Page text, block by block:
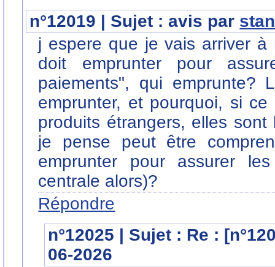
n°12019 | Sujet : avis par
j espere que je vais arriver à
doit emprunter pour
paiements", qui
emprunter, et pourquoi, si
produits étrangers, elles
je pense peut être
emprunter pour assurer
centrale alors)?
Répondre
n°12025 | Sujet : Re :
06-2026